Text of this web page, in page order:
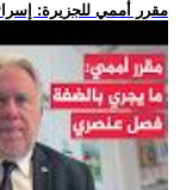
.. مقرر أممي للجزيرة: